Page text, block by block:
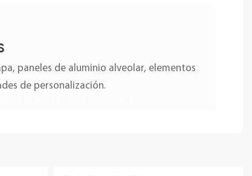
paneles de aluminio alveolar, elementos
de personalización.